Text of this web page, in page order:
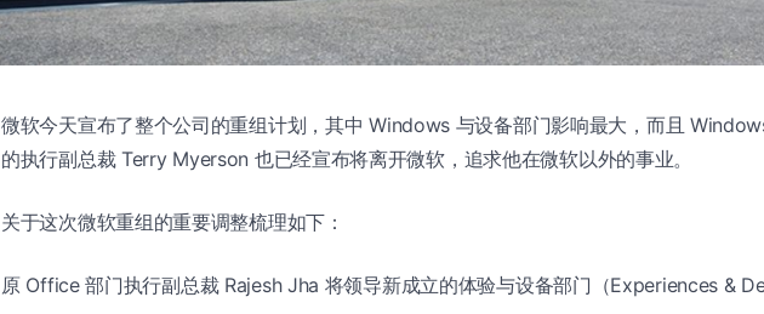
微软今天宣布了整个公司的重组计划，其中 Windows 与设备部门影响最大，而且
的执行副总裁 Terry Myerson 也已经宣布将离开微软，追求他在微软以外的事业。
关于这次微软重组的重要调整梳理如下：
原 Office 部门执行副总裁 Rajesh Jha 将领导新成立的体验与设备部门（Experiences &